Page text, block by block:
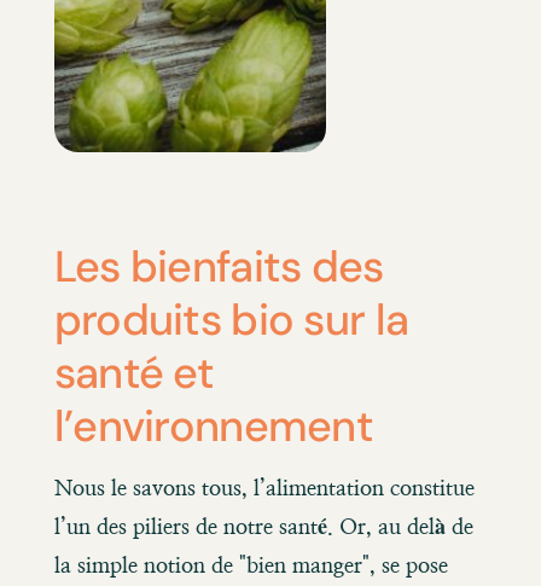
Les bienfaits des
produits bio sur la
santé et
l’environnement
Nous le savons tous, l’alimentation constitue
l’un des piliers de notre santé. Or, au delà de
la simple notion de "bien manger", se pose